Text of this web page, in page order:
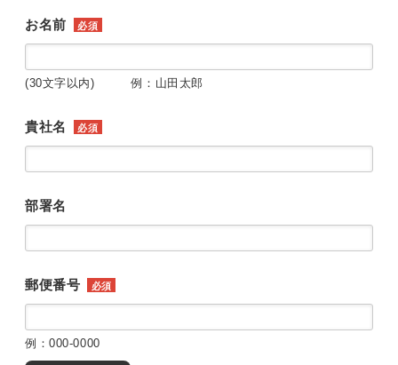
お名前 必須
(30文字以内) 例：山田太郎
貴社名 必須
部署名
郵便番号 必須
例：000-0000